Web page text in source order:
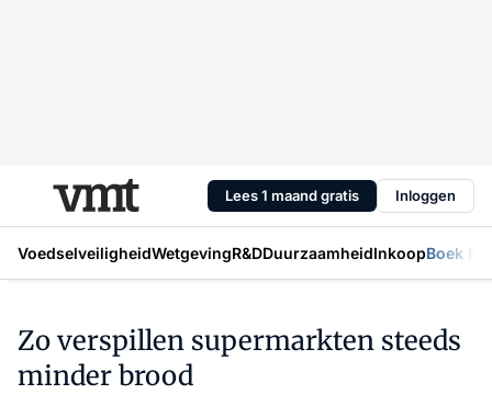
Lees 1 maand gratis Inloggen
VoedselveiligheidWetgevingR&DDuurzaamheidInkoopBoek
Zo verspillen supermarkten steeds
minder brood